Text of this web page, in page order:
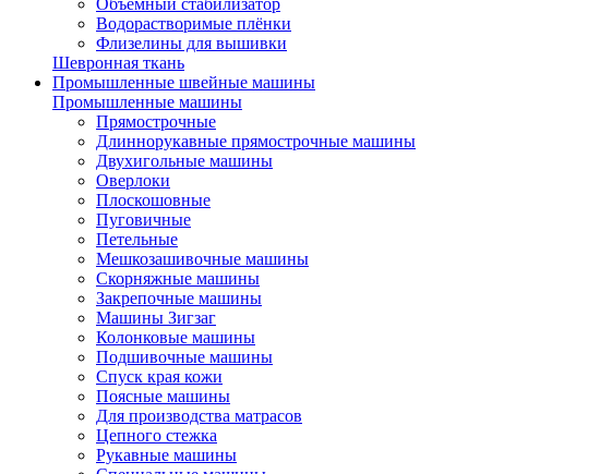
Объемный стабилизатор
Водорастворимые плёнки
Флизелины для вышивки
Шевронная ткань
Промышленные швейные машины
Промышленные машины
Прямострочные
Длиннорукавные прямострочные машины
Двухигольные машины
Оверлоки
Плоскошовные
Пуговичные
Петельные
Мешкозашивочные машины
Скорняжные машины
Закрепочные машины
Машины Зигзаг
Колонковые машины
Подшивочные машины
Спуск края кожи
Поясные машины
Для производства матрасов
Цепного стежка
Рукавные машины